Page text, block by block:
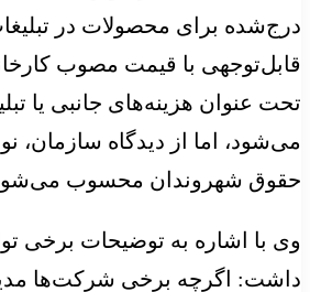
درج‌شده برای محصولات در
قابل‌توجهی با قیمت مصوب
تحت عنوان هزینه‌های جانبی یا
می‌شود، اما از دیدگاه سازمان،
حقوق شهروندان محسوب
وی با اشاره به توضیحات برخی
داشت: اگرچه برخی شرکت‌ها